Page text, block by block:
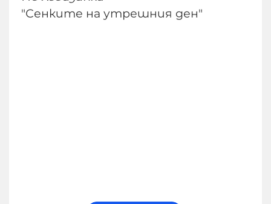
"Сенките на утрешния ден"